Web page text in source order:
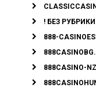
! БЕЗ РУБРИКИ
888-
888CASINO-